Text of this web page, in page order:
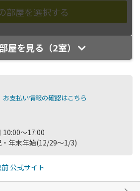
屋を見る（2室）
お支払い情報の確認はこちら
10:00～17:00
年末年始(12/29～1/3)
公式サイト